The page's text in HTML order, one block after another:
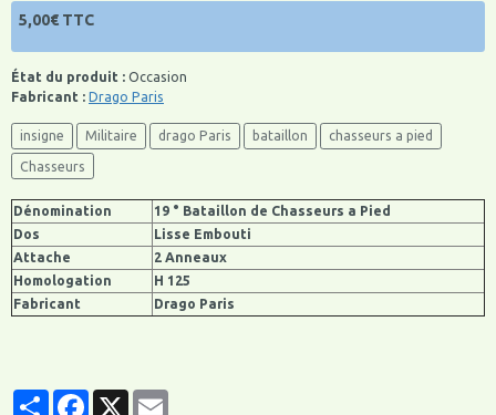
5,00€ TTC
État du produit : Occasion
Fabricant : Drago Paris
insigne Militaire drago Paris bataillon chasseurs a pied
Chasseurs
Dénomination
19 ° Bataillon de Chasseurs a Pied
Dos
Lisse Embouti
Attache
2 Anneaux
Homologation
H 125
Fabricant
Drago Paris
PartagerFacebook
X